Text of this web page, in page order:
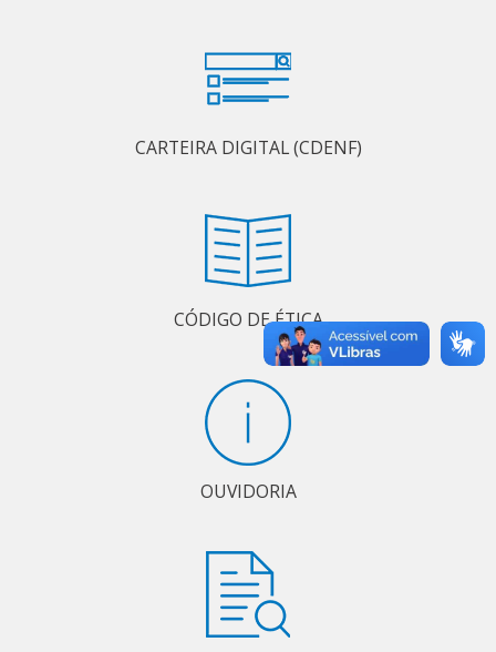
CARTEIRA DIGITAL (CDENF)
CÓDIGO DE ÉTICA
OUVIDORIA